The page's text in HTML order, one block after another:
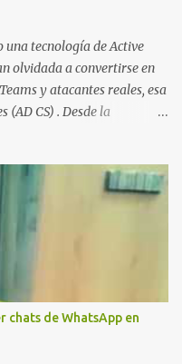
tecnología de Active
olvidada a convertirse en
y atacantes reales, esa
(AD CS) . Desde la
Ahora llega una nueva
(CVE-2026-54121) , una
Active Directory
permite que un usuario
la red debido a un
ha recibido una
Proof of Concept público.
la vulnerabilidad,
contra AD CS
de WhatsApp en